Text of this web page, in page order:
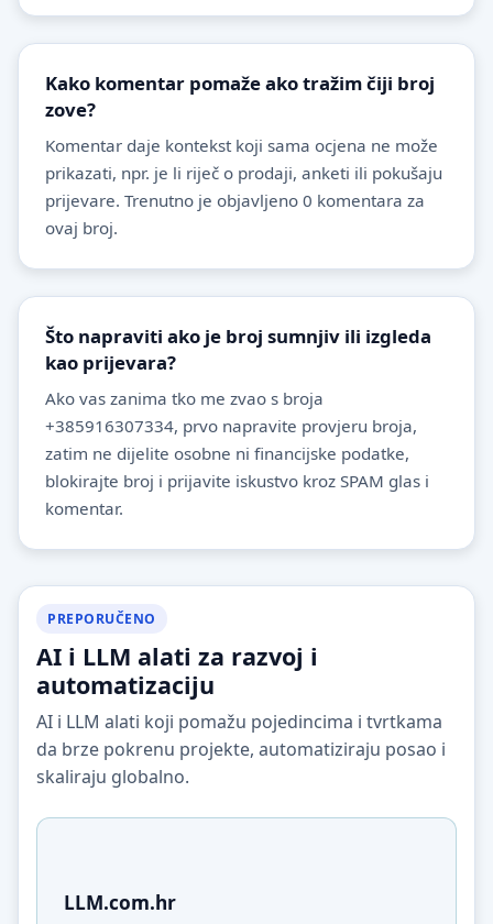
Kako komentar pomaže ako tražim čiji broj
zove?
Komentar daje kontekst koji sama ocjena ne može
prikazati, npr. je li riječ o prodaji, anketi ili pokušaju
prijevare. Trenutno je objavljeno 0 komentara za
ovaj broj.
Što napraviti ako je broj sumnjiv ili izgleda
kao prijevara?
Ako vas zanima tko me zvao s broja
+385916307334, prvo napravite provjeru broja,
zatim ne dijelite osobne ni financijske podatke,
blokirajte broj i prijavite iskustvo kroz SPAM glas i
komentar.
PREPORUČENO
AI i LLM alati za razvoj i
automatizaciju
AI i LLM alati koji pomažu pojedincima i tvrtkama
da brze pokrenu projekte, automatiziraju posao i
skaliraju globalno.
LLM.com.hr